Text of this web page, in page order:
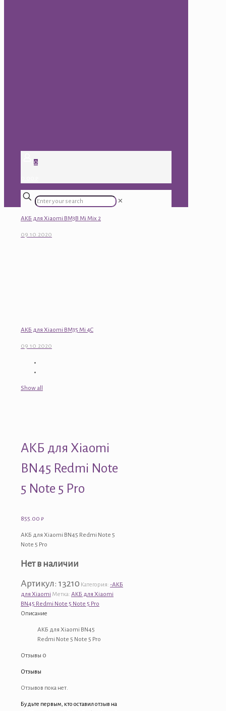
0
✕
АКБ для Xiaomi BM3B Mi Mix 2
09.10.2020
АКБ для Xiaomi BM35 Mi 4C
09.10.2020
Show all
АКБ для Xiaomi
BN45 Redmi Note
5 Note 5 Pro
855.00 ₽
АКБ для Xiaomi BN45 Redmi Note 5
Note 5 Pro
Нет в наличии
Артикул: 13210 Категория: -АКБ
для Xiaomi Метка: АКБ для Xiaomi
BN45 Redmi Note 5 Note 5 Pro
Описание
АКБ для Xiaomi BN45
Redmi Note 5 Note 5 Pro
Отзывы 0
Отзывы
Отзывов пока нет.
Будьте первым, кто оставил отзыв на